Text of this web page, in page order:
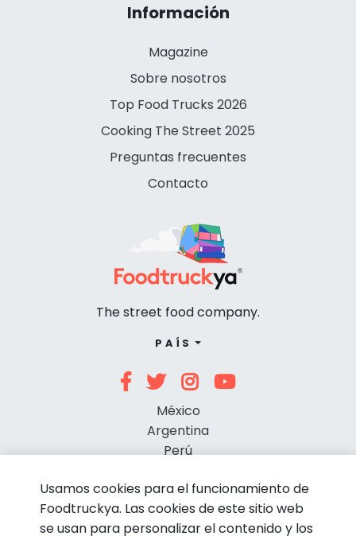
Información
Magazine
Sobre nosotros
Top Food Trucks 2026
Cooking The Street 2025
Preguntas frecuentes
Contacto
The street food company.
PAÍS
México
Argentina
Perú
Usamos cookies para el funcionamiento de
Foodtruckya. Las cookies de este sitio web
se usan para personalizar el contenido y los